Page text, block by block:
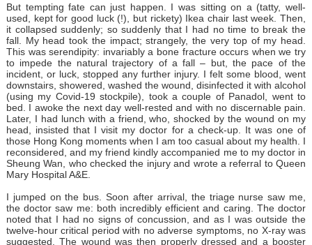
But tempting fate can just happen. I was sitting on a (tatty, well-
used, kept for good luck (!), but rickety) Ikea chair last week. Then,
it collapsed suddenly; so suddenly that I had no time to break the
fall. My head took the impact; strangely, the very top of my head.
This was serendipity: invariably a bone fracture occurs when we try
to impede the natural trajectory of a fall – but, the pace of the
incident, or luck, stopped any further injury. I felt some blood, went
downstairs, showered, washed the wound, disinfected it with alcohol
(using my Covid-19 stockpile), took a couple of Panadol, went to
bed. I awoke the next day well-rested and with no discernable pain.
Later, I had lunch with a friend, who, shocked by the wound on my
head, insisted that I visit my doctor for a check-up. It was one of
those Hong Kong moments when I am too casual about my health. I
reconsidered, and my friend kindly accompanied me to my doctor in
Sheung Wan, who checked the injury and wrote a referral to Queen
Mary Hospital A&E.
I jumped on the bus. Soon after arrival, the triage nurse saw me,
the doctor saw me: both incredibly efficient and caring. The doctor
noted that I had no signs of concussion, and as I was outside the
twelve-hour critical period with no adverse symptoms, no X-ray was
suggested. The wound was then properly dressed and a booster